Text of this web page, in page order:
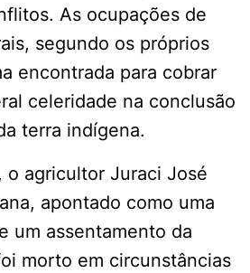
As ocupações de
segundo os próprios
encontrada para cobrar
celeridade na conclusão
terra indígena.
o agricultor Juraci José
apontado como uma
um assentamento da
morto em circunstâncias